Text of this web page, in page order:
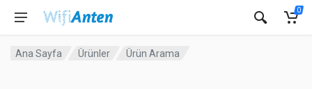
0
Ana Sayfa Ürünler Ürün Arama